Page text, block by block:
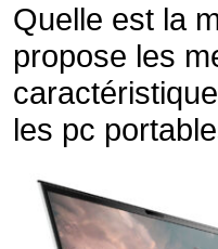
Quelle est la
propose les
caractérist
les pc port